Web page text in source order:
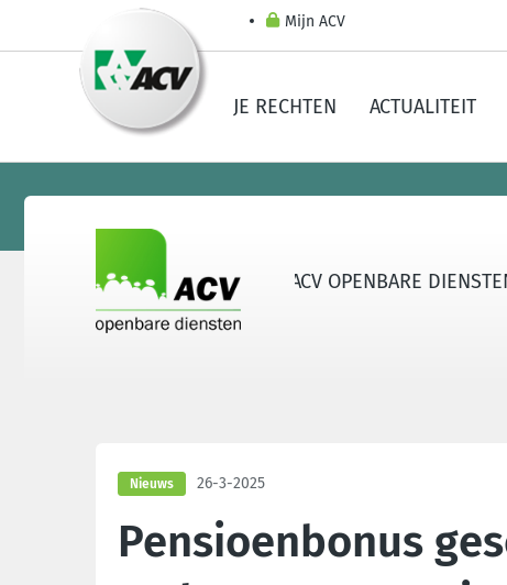
Mijn ACV
JE RECHTEN ACTUALITEIT
DIENSTEN LEDENVOORDELEN ACV OPENBARE
Nieuws 26-3-2025
Pensioenbonus